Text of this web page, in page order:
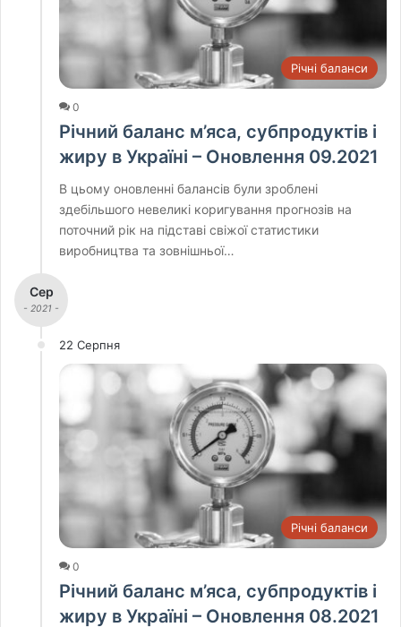
Річні баланси
0
Річний баланс м’яса, субпродуктів і
жиру в Україні – Оновлення 09.2021
В цьому оновленні балансів були зроблені
здебільшого невеликі коригування прогнозів на
поточний рік на підставі свіжої статистики
виробництва та зовнішньої…
Сер
- 2021 -
22 Серпня
Річні баланси
0
Річний баланс м’яса, субпродуктів і
жиру в Україні – Оновлення 08.2021